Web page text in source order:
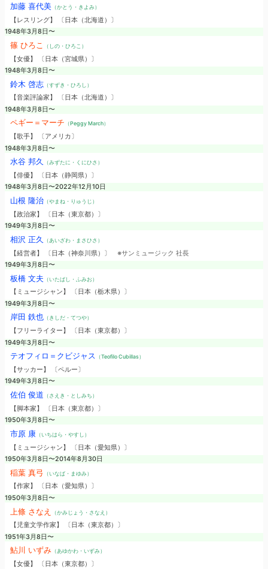
加藤 喜代美（かとう・きよみ）
【レスリング】 〔日本（北海道）〕
1948年3月8日〜
篠 ひろこ （しの・ひろこ）
【女優】 〔日本（宮城県）〕
1948年3月8日〜
鈴木 啓志（すずき・ひろし）
【音楽評論家】 〔日本（北海道）〕
1948年3月8日〜
ペギー＝マーチ （Peggy March）
【歌手】 〔アメリカ〕
1948年3月8日〜
水谷 邦久 （みずたに・くにひさ）
【俳優】 〔日本（静岡県）〕
1948年3月8日〜2022年12月10日
山根 隆治（やまね・りゅうじ）
【政治家】 〔日本（東京都）〕
1949年3月8日〜
相沢 正久 （あいざわ・まさひさ）
【経営者】 〔日本（神奈川県）〕 ※サンミュージック 社長
1949年3月8日〜
板橋 文夫 （いたばし・ふみお）
【ミュージシャン】 〔日本（栃木県）〕
1949年3月8日〜
岸田 鉄也（きしだ・てつや）
【フリーライター】 〔日本（東京都）〕
1949年3月8日〜
テオフィロ＝クビジャス （Teofilo Cubillas）
【サッカー】 〔ペルー〕
1949年3月8日〜
佐伯 俊道 （さえき・としみち）
【脚本家】 〔日本（東京都）〕
1950年3月8日〜
市原 康（いちはら・やすし）
【ミュージシャン】 〔日本（愛知県）〕
1950年3月8日〜2014年8月30日
稲葉 真弓 （いなば・まゆみ）
【作家】 〔日本（愛知県）〕
1950年3月8日〜
上條 さなえ （かみじょう・さなえ）
【児童文学作家】 〔日本（東京都）〕
1951年3月8日〜
鮎川 いずみ（あゆかわ・いずみ）
【女優】 〔日本（東京都）〕